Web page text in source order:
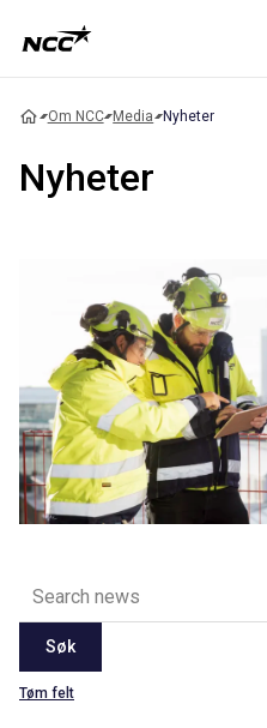
Om NCC Media Nyheter
Nyheter
Søk
Tøm felt